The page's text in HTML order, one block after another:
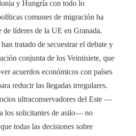
y Hungría con todo lo
comunes de migración ha
de líderes de la UE en Granada.
tratado de secuestrar el debate y
conjunta de los Veintisiete, que
acuerdos económicos con países
reducir las llegadas irregulares.
ultraconservadores del Este —
los solicitantes de asilo— no
todas las decisiones sobre